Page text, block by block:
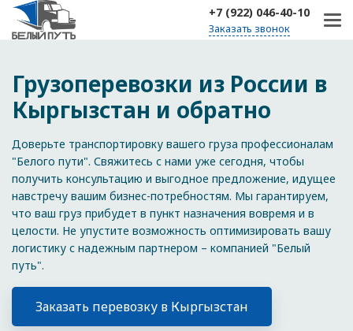
+7 (922) 046-40-10
Заказать звонок
Грузоперевозки из России в
Кыргызстан и обратно
Доверьте транспортировку вашего груза профессионалам
"Белого пути". Свяжитесь с нами уже сегодня, чтобы
получить консультацию и выгодное предложение, идущее
навстречу вашим бизнес-потребностям. Мы гарантируем,
что ваш груз прибудет в пункт назначения вовремя и в
целости. Не упустите возможность оптимизировать вашу
логистику с надежным партнером – компанией "Белый
путь".
Заказать перевозку в Кыргызстан